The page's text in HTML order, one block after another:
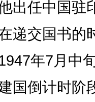
任中国驻
递交国书的
年7月中
国倒计时阶